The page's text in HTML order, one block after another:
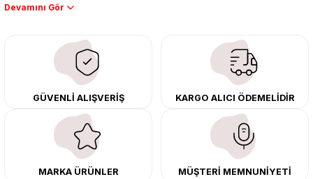
Performans artışı isteyen sürücüler için özel performans egzozları ve
çıkma orijinal ürünler ile yenileyebilir, body kit uygulamalarıyla aracınızın
tasarımını ve aerodinamisini üst seviyeye taşıyabilirsiniz.
Tüm ürünlerimiz orijinal, dayanıklı ve uzun ömürlüdür. İstanbul’daki montaj
merkezimizde profesyonel montaj yapıyor, Türkiye’nin her yerine güvenli
kargo ile teslimat gerçekleştiriyoruz. Aracınıza değer katmak için doğru
adres: Egzoz Sepeti.
GÜVENLİ ALIŞVERİŞ KARGO ALICI ÖDEMELİDİR
MARKA ÜRÜNLER MÜŞTERİ MEMNUNİYETİ